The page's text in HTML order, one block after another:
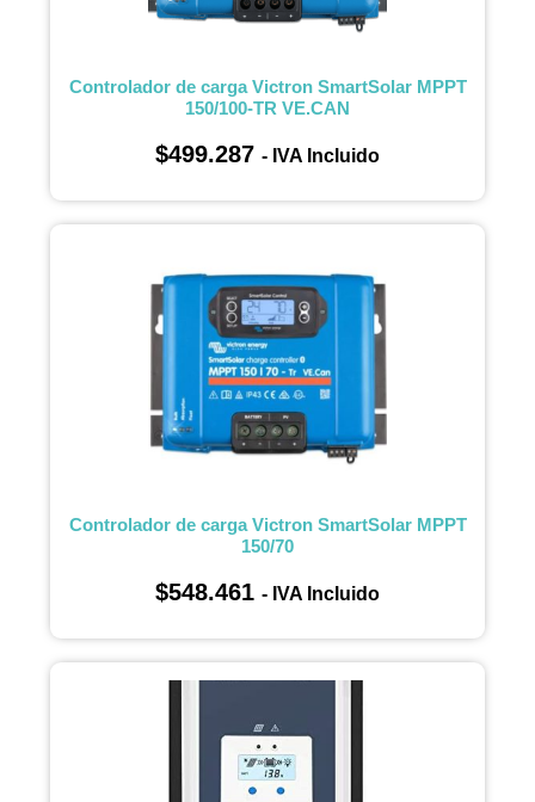
Controlador de carga Victron SmartSolar MPPT
150/100-TR VE.CAN
$499.287 - IVA Incluido
Controlador de carga Victron SmartSolar MPPT
150/70
$548.461 - IVA Incluido